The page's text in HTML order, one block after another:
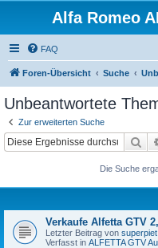
Alfa Romeo
FAQ
Foren-Übersicht Suche
Unbeantwortete
Zur erweiterten Suche
Die Suche
Verkaufe Alfetta GTV
Letzter Beitrag von superpiet
Verfasst in ALFETTA GTV